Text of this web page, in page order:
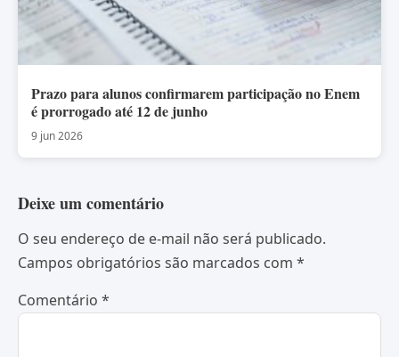
Prazo para alunos confirmarem participação no Enem
é prorrogado até 12 de junho
9 jun 2026
Deixe um comentário
O seu endereço de e-mail não será publicado.
Campos obrigatórios são marcados com *
Comentário *